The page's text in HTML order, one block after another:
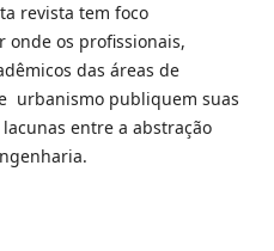
revista tem foco
os profissionais,
das áreas de
urbanismo publiquem suas
entre a abstração